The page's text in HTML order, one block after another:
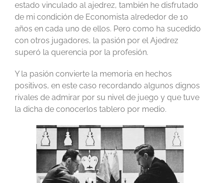
estado vinculado al ajedrez, también he disfrutado
de mi condición de Economista alrededor de 10
años en cada uno de ellos. Pero como ha sucedido
con otros jugadores, la pasión por el Ajedrez
superó la querencia por la profesión.
Y la pasión convierte la memoria en hechos
positivos, en este caso recordando algunos dignos
rivales de admirar por su nivel de juego y que tuve
la dicha de conocerlos tablero por medio.